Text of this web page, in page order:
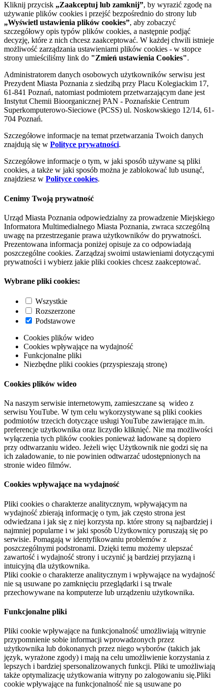
Kliknij przycisk „Zaakceptuj lub zamknij”, by wyrazić zgodę na
używanie plików cookies i przejść bezpośrednio do strony lub
„Wyświetl ustawienia plików cookies”, aby zobaczyć
szczegółowy opis typów plików cookies, a następnie podjąć
decyzję, które z nich chcesz zaakceptować. W każdej chwili istnieje
możliwość zarządzania ustawieniami plików cookies - w stopce
strony umieściliśmy link do "Zmień ustawienia Cookies".
Administratorem danych osobowych użytkowników serwisu jest
Prezydent Miasta Poznania z siedzibą przy Placu Kolegiackim 17,
61-841 Poznań, natomiast podmiotem przetwarzającym dane jest
Instytut Chemii Bioorganicznej PAN - Poznańskie Centrum
Superkomputerowo-Sieciowe (PCSS) ul. Noskowskiego 12/14, 61-
704 Poznań.
Szczegółowe informacje na temat przetwarzania Twoich danych
znajdują się w Polityce prywatności.
Szczegółowe informacje o tym, w jaki sposób używane są pliki
cookies, a także w jaki sposób można je zablokować lub usunąć,
znajdziesz w Polityce cookies.
Cenimy Twoją prywatność
Urząd Miasta Poznania odpowiedzialny za prowadzenie Miejskiego
Informatora Multimedialnego Miasta Poznania, zwraca szczególną
uwagę na przestrzeganie prawa użytkowników do prywatności.
Prezentowana informacja poniżej opisuje za co odpowiadają
poszczególne cookies. Zarządzaj swoimi ustawieniami dotyczącymi
prywatności i wybierz jakie pliki cookies chcesz zaakceptować.
Wybrane pliki cookies:
Wszystkie
Rozszerzone
Podstawowe
Cookies plików wideo
Cookies wpływające na wydajność
Funkcjonalne pliki
Niezbędne pliki cookies (przyspieszają stronę)
Cookies plików wideo
Na naszym serwisie internetowym, zamieszczane są wideo z
serwisu YouTube. W tym celu wykorzystywane są pliki cookies
podmiotów trzecich dotyczące usługi YouTube zawierające m.in.
preferencje użytkownika oraz liczydło kliknięć. Nie ma możliwości
wyłączenia tych plików cookies ponieważ ładowane są dopiero
przy odtwarzaniu wideo. Jeżeli więc Użytkownik nie godzi się na
ich załadowanie, to nie powinien odtwarzać udostępnionych na
stronie wideo filmów.
Cookies wpływające na wydajność
Pliki cookies o charakterze analitycznym, wpływającym na
wydajność zbierają informację o tym, jak często strona jest
odwiedzana i jak się z niej korzysta np. które strony są najbardziej i
najmniej popularne i w jaki sposób Użytkownicy poruszają się po
serwisie. Pomagają w identyfikowaniu problemów z
poszczególnymi podstronami. Dzięki temu możemy ulepszać
zawartość i wydajność strony i uczynić ją bardziej przyjazną i
intuicyjną dla użytkownika.
Pliki cookie o charakterze analitycznym i wpływające na wydajność
nie są usuwane po zamknięciu przeglądarki i są trwale
przechowywane na komputerze lub urządzeniu użytkownika.
Funkcjonalne pliki
Pliki cookie wpływające na funkcjonalność umożliwiają witrynie
przypomnienie sobie informacji wprowadzonych przez
użytkownika lub dokonanych przez niego wyborów (takich jak
język, wyrażone zgody) i mają na celu umożliwienie korzystania z
lepszych i bardziej spersonalizowanych funkcji. Pliki te umożliwiają
także optymalizację użytkowania witryny po zalogowaniu się.Pliki
cookie wpływające na funkcjonalność nie są usuwane po